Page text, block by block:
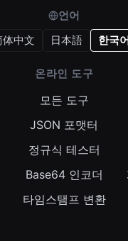
언어
体中文 日本語 한국
온라인 도구
모든 도구
JSON 포맷터
정규식 테스터
Base64 인코더
타임스탬프 변환